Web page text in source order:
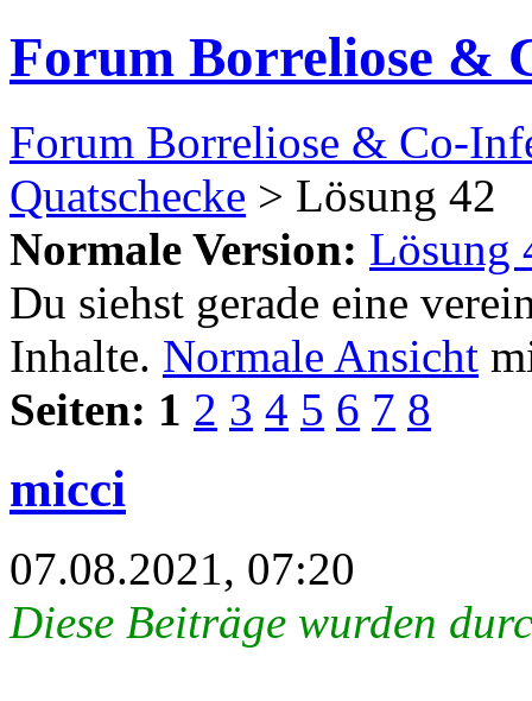
Forum Borreliose &
Forum Borreliose & Co-
Quatschecke > Lösung 42
Normale Version: Lösung
Du siehst gerade eine
Inhalte. Normale Ansicht
Seiten: 1 2 3 4 5 6 7 8
micci
07.08.2021, 07:20
Diese Beiträge wurden